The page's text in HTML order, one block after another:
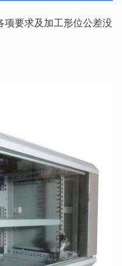
项要求及加工形位公差没